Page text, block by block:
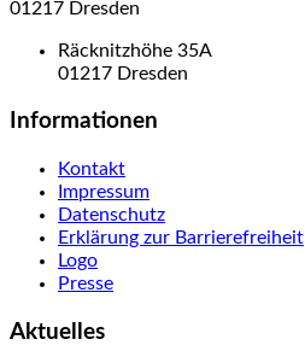
01217 Dresden
Räcknitzhöhe 35A
01217 Dresden
Informationen
Kontakt
Impressum
Datenschutz
Erklärung zur Barrierefreiheit
Logo
Presse
Aktuelles